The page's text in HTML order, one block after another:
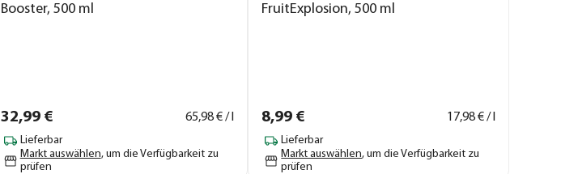
Booster, 500 ml
32,99€ 65,98€ / l
Lieferbar
Markt auswählen, um die Verfügbarkeit zu
prüfen
FruitExplosion, 500 ml
8,99 € 17,98€ / l
Lieferbar
Markt auswählen, um die Verfügbarkeit zu
prüfen